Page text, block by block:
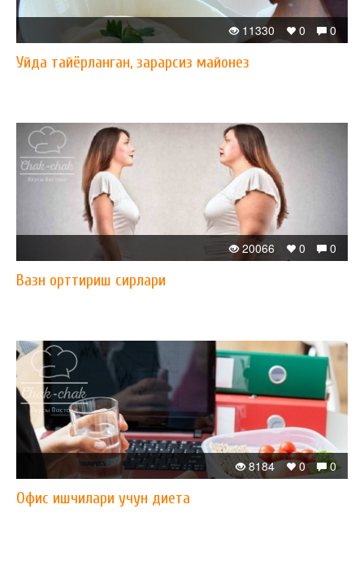
0
0
11330
Уйда тайёрланган, зарарсиз майонез
0
0
20066
Вазн орттириш сирлари
0
0
8184
Офис ишчилари учун диета